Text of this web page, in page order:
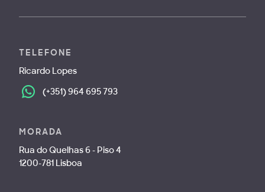
TELEFONE
Ricardo Lopes
(+351) 964 695 793
MORADA
Rua do Quelhas 6 - Piso 4
1200-781 Lisboa